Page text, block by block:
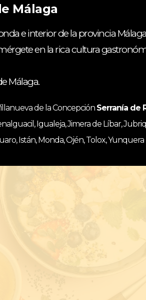
Málaga
e interior de la provincia
en la rica cultura
Málaga.
de la Concepción Serranía de
Igualeja, Jimera de Líbar,
Istán, Monda, Ojén, Tolox, Yunquera